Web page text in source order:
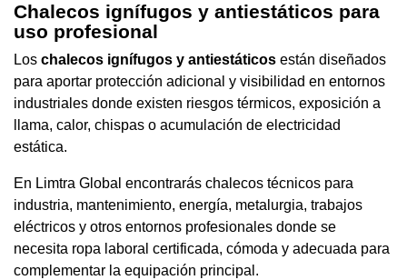
Chalecos ignífugos y antiestáticos para
uso profesional
Los chalecos ignífugos y antiestáticos están diseñados
para aportar protección adicional y visibilidad en entornos
industriales donde existen riesgos térmicos, exposición a
llama, calor, chispas o acumulación de electricidad
estática.
En Limtra Global encontrarás chalecos técnicos para
industria, mantenimiento, energía, metalurgia, trabajos
eléctricos y otros entornos profesionales donde se
necesita ropa laboral certificada, cómoda y adecuada para
complementar la equipación principal.